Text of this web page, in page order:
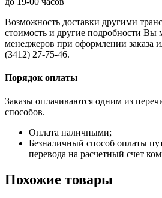
Возможность доставки другими
стоимость и другие подробности Вы
менеджеров при оформлении заказа
(3412) 27-75-46.
Порядок оплаты
Заказы оплачиваются одним из
способов.
Оплата наличными;
Безналичный способ оплаты
перевода на расчетный счет
Похожие товары